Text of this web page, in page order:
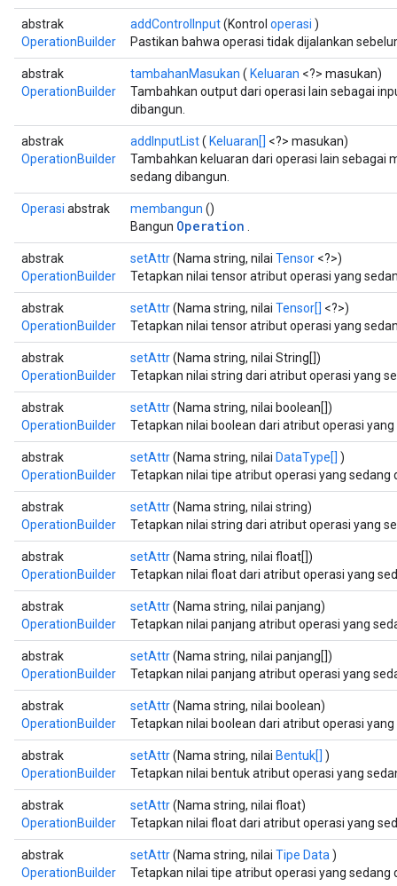
abstrak
OperationBuilder
addControlInput(Kontrol operasi )
Pastikan bahwa operasi tidak dijalankan
abstrak
OperationBuilder
tambahanMasukan ( Keluaran <?> masukan)
Tambahkan output dari operasi lain sebagai
dibangun.
abstrak
OperationBuilder
addInputList( Keluaran[] <?> masukan)
Tambahkan keluaran dari operasi lain sebagai
sedang dibangun.
Operasi abstrak membangun ()
Bangun Operation
abstrak
OperationBuilder
setAttr(Nama string, nilai Tensor <?>)
Tetapkan nilai tensor atribut operasi yang
abstrak
OperationBuilder
setAttr(Nama string, nilai Tensor[] <?>)
Tetapkan nilai tensor atribut operasi yang
abstrak
OperationBuilder
setAttr(Nama string, nilai String[])
Tetapkan nilai string dari atribut operasi yang
abstrak
OperationBuilder
setAttr(Nama string, nilai boolean[])
Tetapkan nilai boolean dari atribut operasi
abstrak
OperationBuilder
setAttr(Nama string, nilai DataType[] )
Tetapkan nilai tipe atribut operasi yang sedang
abstrak
OperationBuilder
setAttr(Nama string, nilai string)
Tetapkan nilai string dari atribut operasi yang
abstrak
OperationBuilder
setAttr(Nama string, nilai float[])
Tetapkan nilai float dari atribut operasi yang
abstrak
OperationBuilder
setAttr(Nama string, nilai panjang)
Tetapkan nilai panjang atribut operasi yang
abstrak
OperationBuilder
setAttr(Nama string, nilai panjang[])
Tetapkan nilai panjang atribut operasi yang
abstrak
OperationBuilder
setAttr(Nama string, nilai boolean)
Tetapkan nilai boolean dari atribut operasi
abstrak
OperationBuilder
setAttr(Nama string, nilai Bentuk[] )
Tetapkan nilai bentuk atribut operasi yang
abstrak
OperationBuilder
setAttr(Nama string, nilai float)
Tetapkan nilai float dari atribut operasi yang
abstrak
OperationBuilder
setAttr(Nama string, nilai Tipe Data )
Tetapkan nilai tipe atribut operasi yang sedang